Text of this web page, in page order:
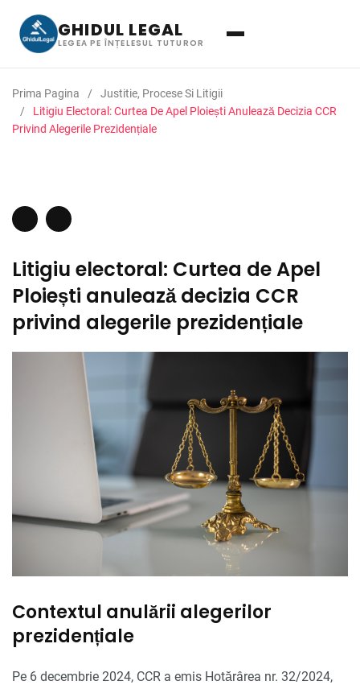
GHIDUL LEGAL
LEGEA PE ÎNȚELESUL TUTUROR
Prima Pagina
Justitie, Procese Si Litigii
Litigiu Electoral: Curtea De Apel Ploiești Anulează Decizia CCR
Privind Alegerile Prezidențiale
Litigiu electoral: Curtea de Apel
Ploiești anulează decizia CCR
privind alegerile prezidențiale
Contextul anulării alegerilor
prezidențiale
Pe 6 decembrie 2024, CCR a emis Hotărârea nr. 32/2024,